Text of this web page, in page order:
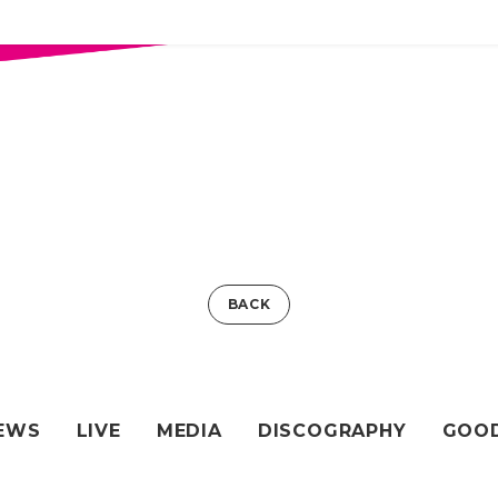
BACK
LIVE MEDIA DISCOGRAPHY